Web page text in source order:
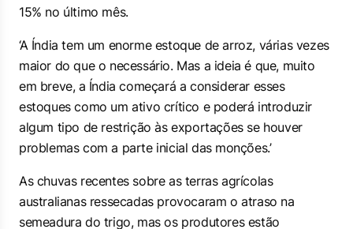
15% no último mês.
‘A Índia tem um enorme estoque de arroz, várias vezes
maior do que o necessário. Mas a ​ideia é que, muito
em breve, a ⁠Índia começará a considerar esses
estoques como um ativo crítico e poderá introduzir
algum tipo de restrição às exportações se houver
problemas com a parte inicial das ⁠monções.’
As chuvas recentes sobre as terras agrícolas
australianas ressecadas provocaram o atraso na
semeadura do trigo, mas os produtores estão